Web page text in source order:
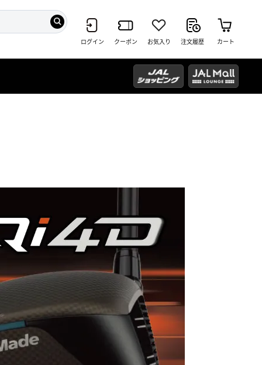
ログイン クーポン お気入り 注文履歴 カート